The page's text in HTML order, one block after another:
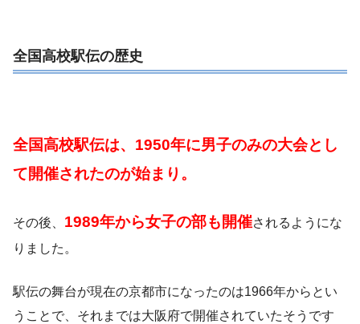
全国高校駅伝の歴史
全国高校駅伝は、1950年に男子のみの大会とし
て開催されたのが始まり。
その後、 1989年から女子の部も開催されるようにな
りました。
駅伝の舞台が現在の京都市になったのは1966年からとい
うことで、それまでは大阪府で開催されていたそうです